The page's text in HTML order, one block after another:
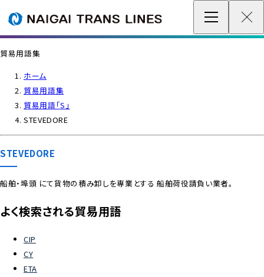
IR情報
企業情報 / グローバルネットワーク
各種情報
貿易用語集
ホーム
貿易用語集
貿易用語「S」
STEVEDORE
STEVEDORE
船舶・埠頭 にて貨物の積み卸しを専業とする 船舶荷役請負い業者。
よく検索される貿易用語
CIP
CY
ETA